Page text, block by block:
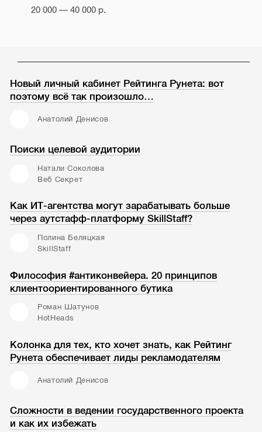
20 000 — 40 000 р.
Новый личный кабинет Рейтинга Рунета: вот
поэтому всё так произошло…
Анатолий Денисов
Поиски целевой аудитории
Натали Соколова
Веб Секрет
Как ИТ-агентства могут зарабатывать больше
через аутстафф-платформу SkillStaff?
Полина Беляцкая
SkillStaff
Философия #антиконвейера. 20 принципов
клиентоориентированного бутика
Роман Шатунов
HotHeads
Колонка для тех, кто хочет знать, как Рейтинг
Рунета обеспечивает лиды рекламодателям
Анатолий Денисов
Сложности в ведении государственного проекта
и как их избежать